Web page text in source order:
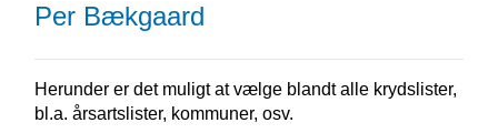
Per Bækgaard
Herunder er det muligt at vælge blandt alle krydslister,
bl.a. årsartslister, kommuner, osv.